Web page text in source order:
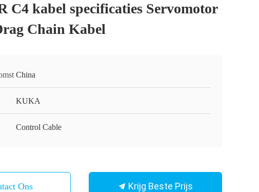
C4 kabel specificaties Servomotor
Chain Kabel
China
KUKA
Control Cable
Contact Ons Krijg Beste Prijs